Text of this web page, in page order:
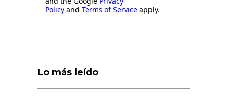
Policy and Terms of Service apply.
Lo más leído